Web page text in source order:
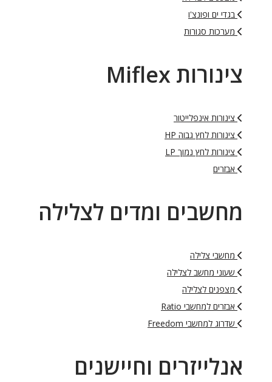
בגדי ים ופונצ'ו
מערכות סגורות
צינורות Miflex
צינורות אינפלייטור
צינורות לחץ גבוה HP
צינורות לחץ נמוך LP
אבזרים
מחשבים ומדים לצלילה
מחשבי צלילה
שעוני מחשב לצלילה
מצפנים לצלילה
אבזרים למחשבי Ratio
שדרוג למחשבי Freedom
אנלייזרים וחיישנים